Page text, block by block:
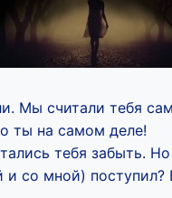
Мы считали тебя
ты на самом деле!
тебя забыть.
со мной)